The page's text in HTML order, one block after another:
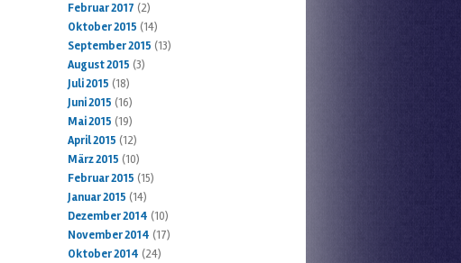
Februar 2017 (2)
Oktober 2015 (14)
September 2015 (13)
August 2015 (3)
Juli 2015 (18)
Juni 2015 (16)
Mai 2015 (19)
April 2015 (12)
März 2015 (10)
Februar 2015 (15)
Januar 2015 (14)
Dezember 2014 (10)
November 2014 (17)
Oktober 2014 (24)